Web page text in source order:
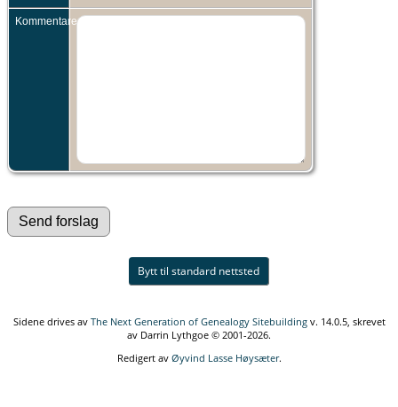
Kommentarer:
Bytt til standard nettsted
Sidene drives av The Next Generation of Genealogy Sitebuildingv. 14.0.5, skrevet
av Darrin Lythgoe © 2001-2026.
Redigert av Øyvind Lasse Høysæter.